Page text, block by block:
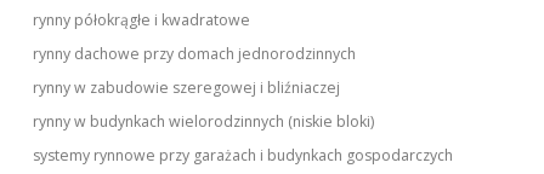
rynny półokrągłe i kwadratowe
rynny dachowe przy domach jednorodzinnych
rynny w zabudowie szeregowej i bliźniaczej
rynny w budynkach wielorodzinnych (niskie bloki)
systemy rynnowe przy garażach i budynkach gospodarczych